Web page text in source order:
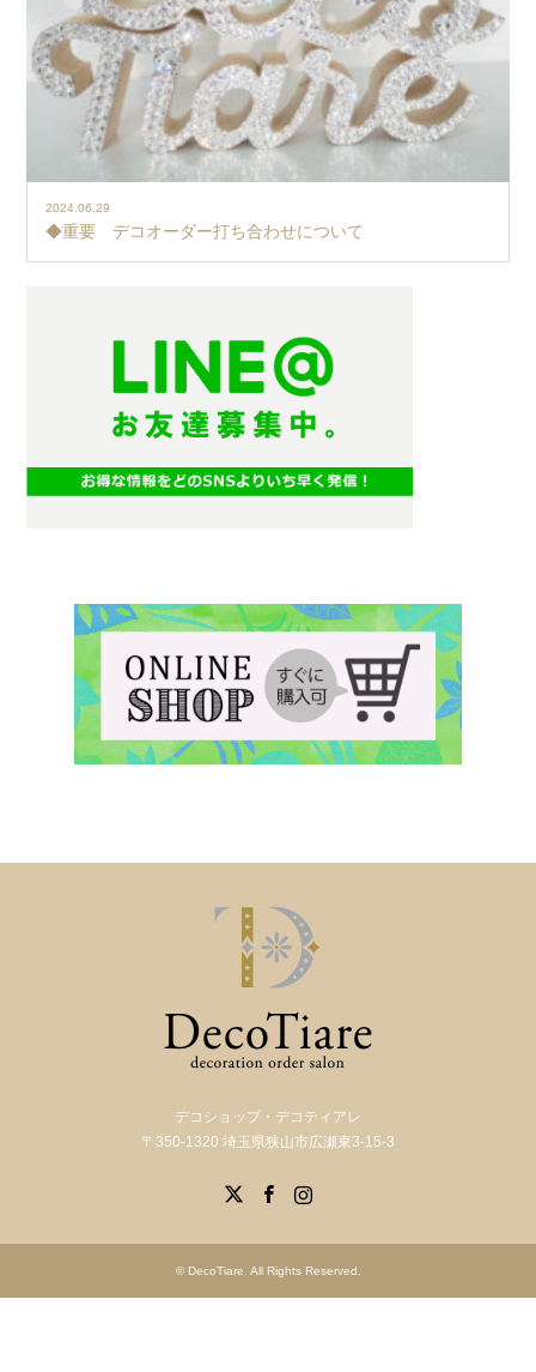
2024.06.29
◆重要 デコオーダー打ち合わせについて
デコショップ・デコティアレ
〒350-1320 埼玉県狭山市広瀬東3-15-3
© DecoTiare . All Rights Reserved.